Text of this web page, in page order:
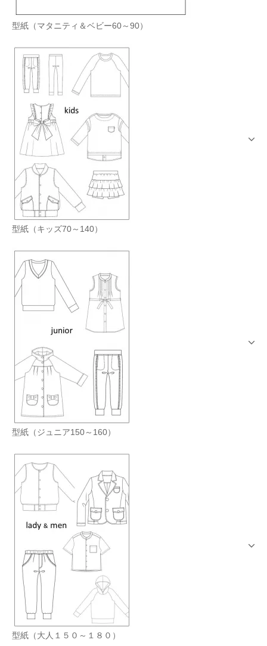
型紙（マタニティ＆ベビー60～90）
型紙（キッズ70～140）
型紙（ジュニア150～160）
型紙（大人１５０～１８０）